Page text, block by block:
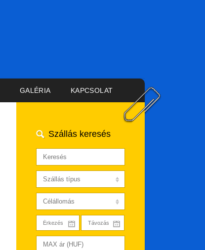
GALÉRIA KAPCSOLAT
Szállás keresés